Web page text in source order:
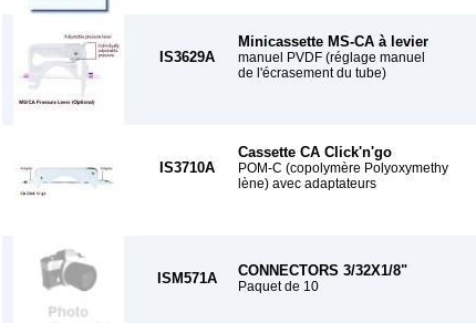
IS3629A
Minicassette MS-CA à levier
manuel PVDF (réglage manuel
de l'écrasement du tube)
IS3710A
Cassette CA Click'n'go
POM-C (copolymère Polyoxymethy
lène) avec adaptateurs
ISM571A CONNECTORS 3/32X1/8"
Paquet de 10